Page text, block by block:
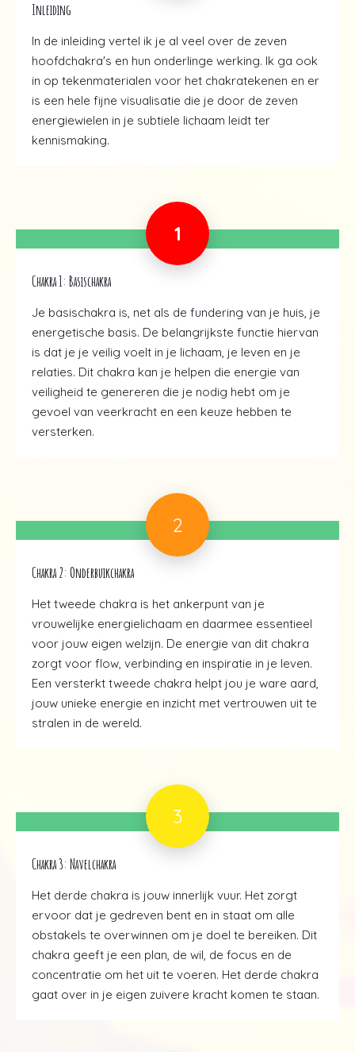
Inleiding
In de inleiding vertel ik je al veel over de zeven
hoofdchakra's en hun onderlinge werking. Ik ga ook
in op tekenmaterialen voor het chakratekenen en er
is een hele fijne visualisatie die je door de zeven
energiewielen in je subtiele lichaam leidt ter
kennismaking.
1
Chakra 1: Basischakra
Je basischakra is, net als de fundering van je huis, je
energetische basis. De belangrijkste functie hiervan
is dat je je veilig voelt in je lichaam, je leven en je
relaties. Dit chakra kan je helpen die energie van
veiligheid te genereren die je nodig hebt om je
gevoel van veerkracht en een keuze hebben te
versterken.
2
Chakra 2: Onderbuikchakra
Het tweede chakra is het ankerpunt van je
vrouwelijke energielichaam en daarmee essentieel
voor jouw eigen welzijn. De energie van dit chakra
zorgt voor flow, verbinding en inspiratie in je leven.
Een versterkt tweede chakra helpt jou je ware aard,
jouw unieke energie en inzicht met vertrouwen uit te
stralen in de wereld.
3
Chakra 3: Navelchakra
Het derde chakra is jouw innerlijk vuur. Het zorgt
ervoor dat je gedreven bent en in staat om alle
obstakels te overwinnen om je doel te bereiken. Dit
chakra geeft je een plan, de wil, de focus en de
concentratie om het uit te voeren. Het derde chakra
gaat over in je eigen zuivere kracht komen te staan.